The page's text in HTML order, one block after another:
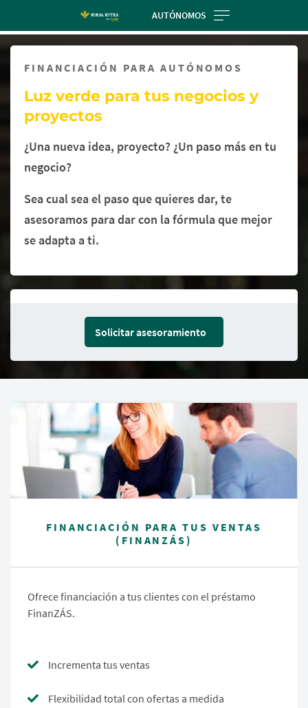
Skip
main
contentt
AUTÓNOMOS
Cargando
por
favor
FINANCIACIÓN PARA AUTÓNOMOS
Luz verde para tus negocios y
proyectos
¿Una nueva idea, proyecto? ¿Un paso más en tu
negocio?
Sea cual sea el paso que quieres dar, te
asesoramos para dar con la fórmula que mejor
se adapta a ti.
Solicitar asesoramiento
FINANCIACIÓN PARA TUS VENTAS
(FINANZÁS)
Ofrece financiación a tus clientes con el préstamo
FinanZÁS.
Incrementa tus ventas
Flexibilidad total con ofertas a medida